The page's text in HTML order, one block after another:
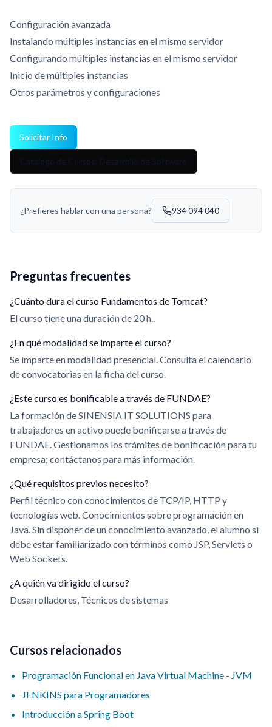
Configuración avanzada
Instalando múltiples instancias en el mismo servidor
Configurando múltiples instancias en el mismo servidor
Inicio de múltiples instancias
Otros parámetros y configuraciones
Solicitar Info
Catálogo de Cursos: Desarrollo de Software
¿Prefieres hablar con una persona? 934 094 040
Preguntas frecuentes
¿Cuánto dura el curso Fundamentos de Tomcat?
El curso tiene una duración de 20 h..
¿En qué modalidad se imparte el curso?
Se imparte en modalidad presencial. Consulta el calendario
de convocatorias en la ficha del curso.
¿Este curso es bonificable a través de FUNDAE?
La formación de SINENSIA IT SOLUTIONS para
trabajadores en activo puede bonificarse a través de
FUNDAE. Gestionamos los trámites de bonificación para tu
empresa; contáctanos para más información.
¿Qué requisitos previos necesito?
Perfil técnico con conocimientos de TCP/IP, HTTP y
tecnologías web. Conocimientos sobre programación en
Java. Sin disponer de un conocimiento avanzado, el alumno si
debe estar familiarizado con términos como JSP, Servlets o
Web Sockets.
¿A quién va dirigido el curso?
Desarrolladores, Técnicos de sistemas
Cursos relacionados
Programación Funcional en Java Virtual Machine - JVM
JENKINS para Programadores
Introducción a Spring Boot